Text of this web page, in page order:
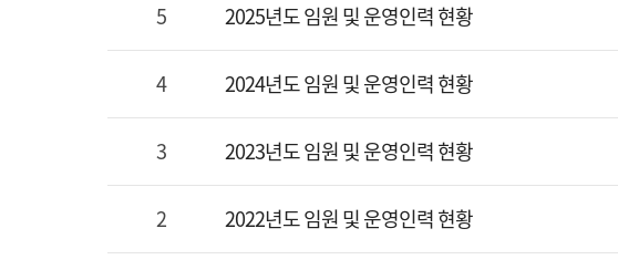
게시글에
목록입니다.
파일
5 2025년도 임원 및 운영인력 현황
4 2024년도 임원 및 운영인력 현황
3 2023년도 임원 및 운영인력 현황
2 2022년도 임원 및 운영인력 현황